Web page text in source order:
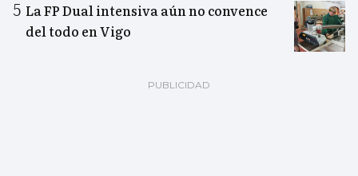
La FP Dual intensiva aún no convence
del todo en Vigo